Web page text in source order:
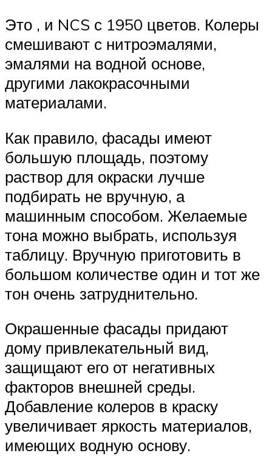
Это , и NCS с 1950 цветов. Колеры
смешивают с нитроэмалями,
эмалями на водной основе,
другими лакокрасочными
материалами.
Как правило, фасады имеют
большую площадь, поэтому
раствор для окраски лучше
подбирать не вручную, а
машинным способом. Желаемые
тона можно выбрать, используя
таблицу. Вручную приготовить в
большом количестве один и тот же
тон очень затруднительно.
Окрашенные фасады придают
дому привлекательный вид,
защищают его от негативных
факторов внешней среды.
Добавление колеров в краску
увеличивает яркость материалов,
имеющих водную основу.